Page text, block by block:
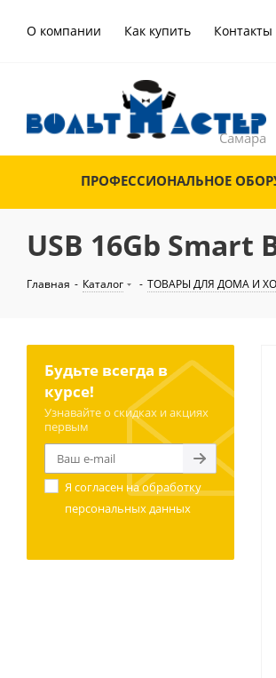
О компании Как купить Контакты
ПРОФЕССИОНАЛЬНОЕ
USB 16Gb Smart
Главная - Каталог - ТОВАРЫ ДЛЯ ДОМА И
Будьте всегда в
курсе!
Узнавайте о скидках и акциях
первым
Я согласен наобработку
персональных данных